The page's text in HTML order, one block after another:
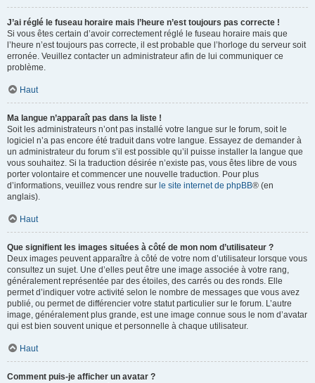
J’ai réglé le fuseau horaire mais l’heure n’est toujours pas correcte !
Si vous êtes certain d’avoir correctement réglé le fuseau horaire mais que
l’heure n’est toujours pas correcte, il est probable que l’horloge du serveur soit
erronée. Veuillez contacter un administrateur afin de lui communiquer ce
problème.
Haut
Ma langue n’apparaît pas dans la liste !
Soit les administrateurs n’ont pas installé votre langue sur le forum, soit le
logiciel n’a pas encore été traduit dans votre langue. Essayez de demander à
un administrateur du forum s’il est possible qu’il puisse installer la langue que
vous souhaitez. Si la traduction désirée n’existe pas, vous êtes libre de vous
porter volontaire et commencer une nouvelle traduction. Pour plus
d’informations, veuillez vous rendre sur le site internet de phpBB® (en
anglais).
Haut
Que signifient les images situées à côté de mon nom d’utilisateur ?
Deux images peuvent apparaître à côté de votre nom d’utilisateur lorsque vous
consultez un sujet. Une d’elles peut être une image associée à votre rang,
généralement représentée par des étoiles, des carrés ou des ronds. Elle
permet d’indiquer votre activité selon le nombre de messages que vous avez
publié, ou permet de différencier votre statut particulier sur le forum. L’autre
image, généralement plus grande, est une image connue sous le nom d’avatar
qui est bien souvent unique et personnelle à chaque utilisateur.
Haut
Comment puis-je afficher un avatar ?